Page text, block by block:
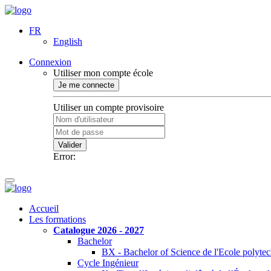
FR
English
Connexion
Utiliser mon compte école
Je me connecte
Utiliser un compte provisoire
Valider
Error:
Accueil
Les formations
Catalogue 2026 - 2027
Bachelor
BX - Bachelor of Science de l'Ecole
Cycle Ingénieur